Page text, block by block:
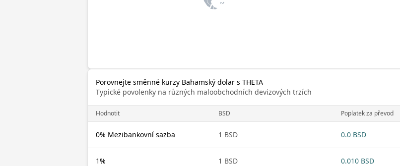
Porovnejte směnné kurzy Bahamský dolar s THETA
Typické povolenky na různých maloobchodních devizových trzích
Hodnotit BSD Poplatek za převod
0% Mezibankovní sazba 1 BSD 0.0 BSD
1% 1 BSD 0.010 BSD